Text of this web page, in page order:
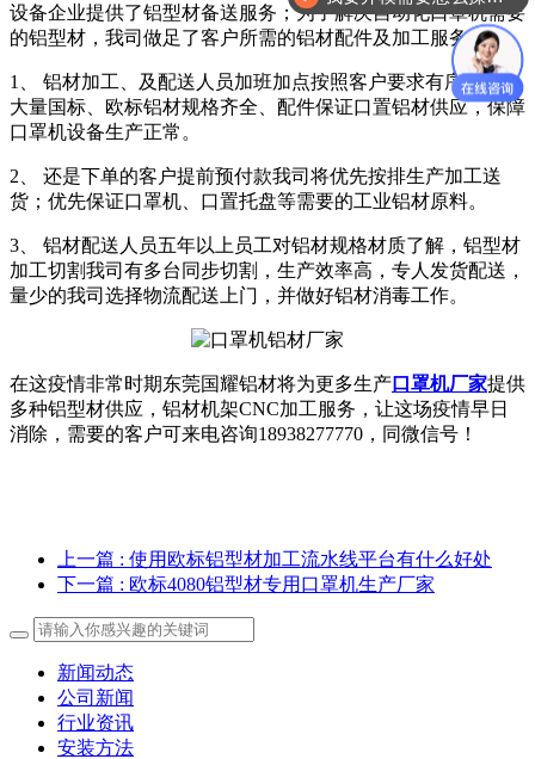
设备企业提供了铝型材备送服务；为了解决自动化口罩机需要
的铝型材，我司做足了客户所需的铝材配件及加工服务。
1、 铝材加工、及配送人员加班加点按照客户要求有序作业，
大量国标、欧标铝材规格齐全、配件保证口置铝材供应，保障
口罩机设备生产正常。
2、 还是下单的客户提前预付款我司将优先按排生产加工送
货；优先保证口罩机、口置托盘等需要的工业铝材原料。
3、 铝材配送人员五年以上员工对铝材规格材质了解，铝型材
加工切割我司有多台同步切割，生产效率高，专人发货配送，
量少的我司选择物流配送上门，并做好铝材消毒工作。
在这疫情非常时期东莞国耀铝材将为更多生产口罩机厂家提供
多种铝型材供应，铝材机架CNC加工服务，让这场疫情早日
消除，需要的客户可来电咨询18938277770，同微信号！
上一篇 : 使用欧标铝型材加工流水线平台有什么好处
下一篇 : 欧标4080铝型材专用口罩机生产厂家
新闻动态
公司新闻
行业资讯
安装方法